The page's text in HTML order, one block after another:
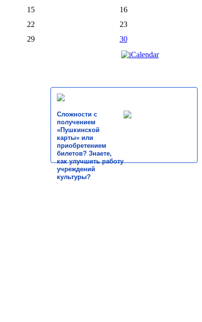
15 16
22 23
29 30
Сложности с
получением
«Пушкинской
карты» или
приобретением
билетов? Знаете,
как улучшить работу
учреждений
культуры?